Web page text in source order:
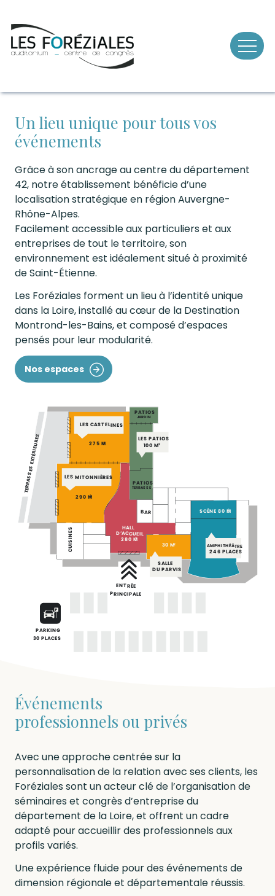
content
ENTRÉE
PRINCIPALE
PARKING
30 PLACES
SALLE
DU PARVIS
AMPHITHÉÂTRE
246 PLACES
HALL
D’ACCUEIL
280 M2
SCÈNE 80 M
2
BAR
CUISINES
TERRASSES EXTÉRIEURES PATIOS
TERRASSE
PATIOS
JARDIN
LES PATIOS
LES CASTELINES
LES MITONNIÈRES
30 M2
100 M2
275 M2
290 M2
Un lieu unique pour tous vos
événements
Grâce à son ancrage au centre du département
42, notre établissement bénéficie d’une
localisation stratégique en région Auvergne-
Rhône-Alpes.
Facilement accessible aux particuliers et aux
entreprises de tout le territoire, son
environnement est idéalement situé à proximité
de Saint-Étienne.
Les Foréziales forment un lieu à l’identité unique
dans la Loire, installé au cœur de la Destination
Montrond-les-Bains, et composé d’espaces
pensés pour leur modularité.
Nos espaces
Événements
professionnels ou privés
Avec une approche centrée sur la
personnalisation de la relation avec ses clients, les
Foréziales sont un acteur clé de l’organisation de
séminaires et congrès d’entreprise du
département de la Loire, et offrent un cadre
adapté pour accueillir des professionnels aux
profils variés.
Une expérience fluide pour des événements de
dimension régionale et départementale réussis.